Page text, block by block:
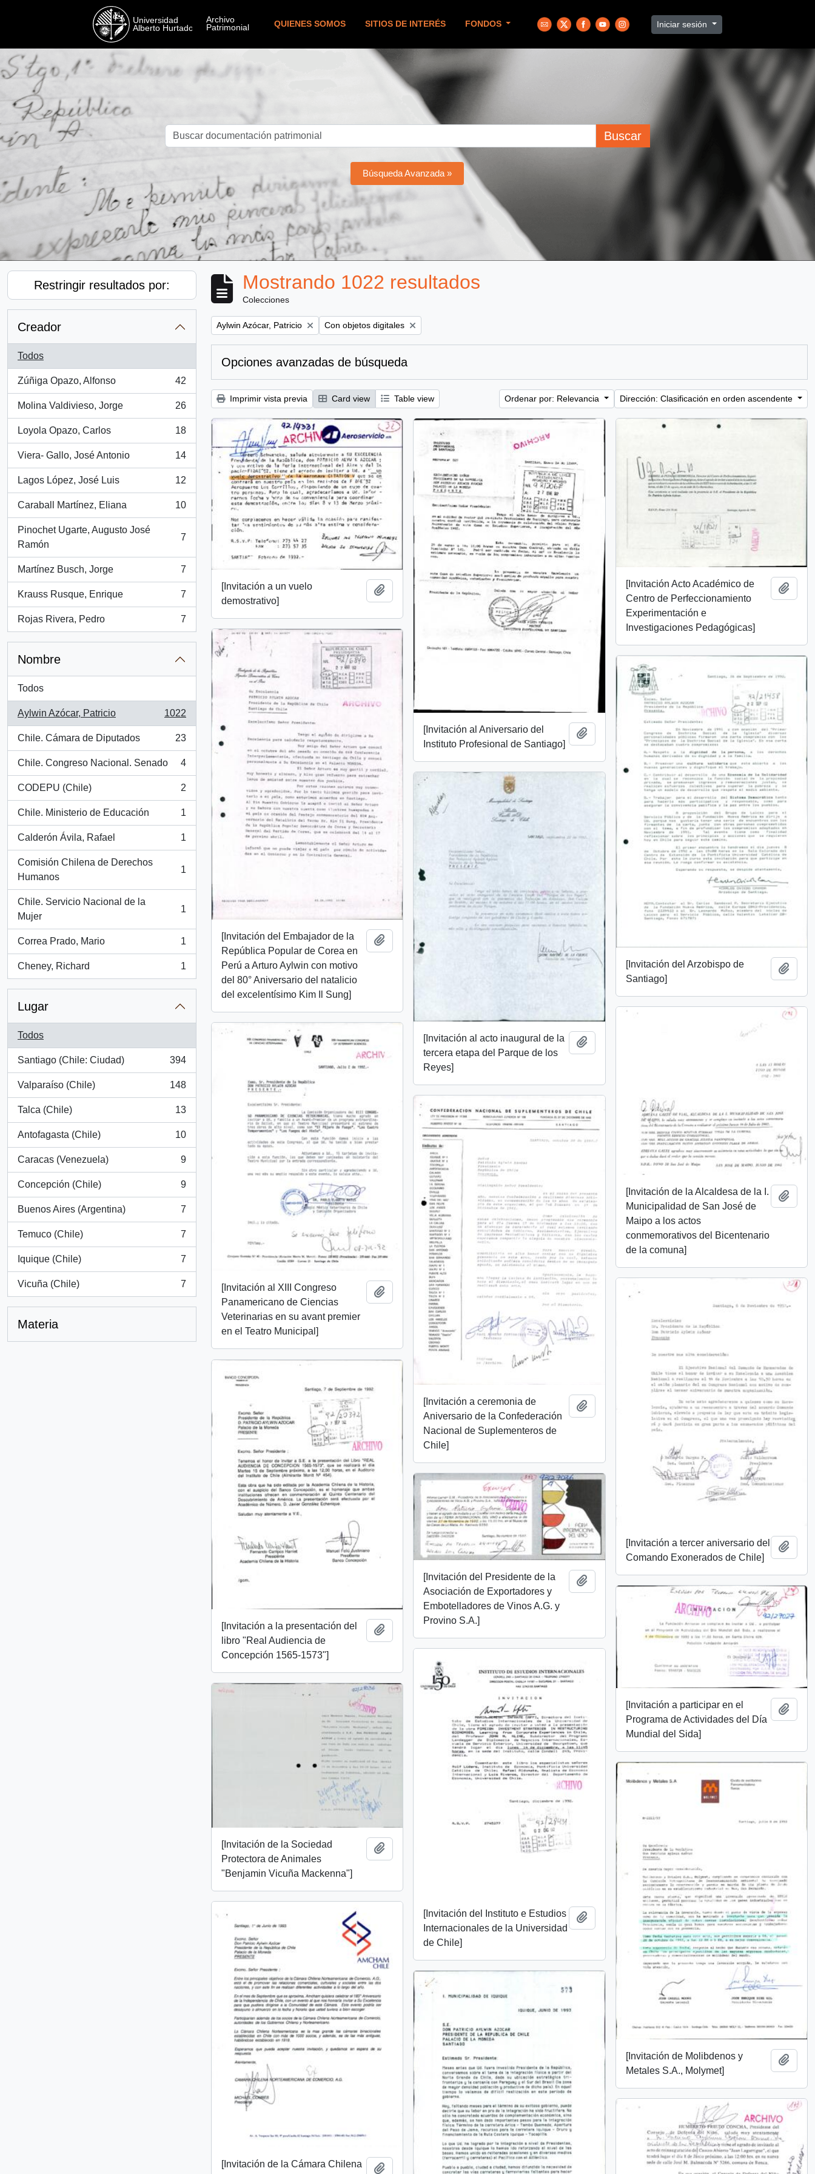
QUIENES SOMOS SITIOS DE INTERÉS FONDOS Iniciar sesión
Buscar
Búsqueda Avanzada »
Restringir resultados por:
Creador
Todos
Zúñiga Opazo, Alfonso
, 42 resultados
42
Molina Valdivieso, Jorge
, 26 resultados
26
Loyola Opazo, Carlos
, 18 resultados
18
Viera- Gallo, José Antonio
, 14 resultados
14
Lagos López, José Luis
, 12 resultados
12
Caraball Martínez, Eliana
, 10 resultados
10
Pinochet Ugarte, Augusto José
Ramón
, 7 resultados
7
Martínez Busch, Jorge
, 7 resultados
7
Krauss Rusque, Enrique
, 7 resultados
7
Rojas Rivera, Pedro
, 7 resultados
7
Nombre
Todos
Aylwin Azócar, Patricio
, 1022 resultados
1022
Chile. Cámara de Diputados
, 23 resultados
23
Chile. Congreso Nacional. Senado
, 4 resultados
4
CODEPU (Chile)
, 2 resultados
2
Chile. Ministerio de Educación
, 1 resultados
1
Calderón Ávila, Rafael
, 1 resultados
1
Comisión Chilena de Derechos
Humanos
, 1 resultados
1
Chile. Servicio Nacional de la
Mujer
, 1 resultados
1
Correa Prado, Mario
, 1 resultados
1
Cheney, Richard
, 1 resultados
1
Lugar
Todos
Santiago (Chile: Ciudad)
, 394 resultados
394
Valparaíso (Chile)
, 148 resultados
148
Talca (Chile)
, 13 resultados
13
Antofagasta (Chile)
, 10 resultados
10
Caracas (Venezuela)
, 9 resultados
9
Concepción (Chile)
, 9 resultados
9
Buenos Aires (Argentina)
, 7 resultados
7
Temuco (Chile)
, 7 resultados
7
Iquique (Chile)
, 7 resultados
7
Vicuña (Chile)
, 7 resultados
7
Materia
Mostrando 1022 resultados
Colecciones
Remove filter:
Aylwin Azócar, Patricio Remove filter:
Con objetos digitales
Opciones avanzadas de búsqueda
Imprimir vista previa Card view Table view Ordenar por: Relevancia Dirección: Clasificación en orden ascendente
[Invitación a un vuelo
demostrativo]
Añadir al portapapeles
[Invitación al Aniversario del
Instituto Profesional de Santiago]
Añadir al portapapeles
[Invitación Acto Académico de
Centro de Perfeccionamiento
Experimentación e
Investigaciones Pedagógicas]
[Invitación del Embajador de la
República Popular de Corea en
Perú a Arturo Aylwin con motivo
del 80° Aniversario del natalicio
del excelentísimo Kim Il Sung]
Añadir al portapapeles
[Invitación del Arzobispo de
Santiago]
[Invitación al acto inaugural de la
tercera etapa del Parque de los
Reyes]
Añadir al portapapeles
[Invitación de la Alcaldesa de la I.
Municipalidad de San José de
Maipo a los actos
conmemorativos del Bicentenario
de la comuna]
[Invitación al XIII Congreso
Panamericano de Ciencias
Veterinarias en su avant premier
en el Teatro Municipal]
Añadir al portapapeles
[Invitación a ceremonia de
Aniversario de la Confederación
Nacional de Suplementeros de
Chile]
Añadir al portapapeles
[Invitación a tercer aniversario del
Comando Exonerados de Chile]
[Invitación a la presentación del
libro "Real Audiencia de
Concepción 1565-1573"]
[Invitación del Presidente de la
Asociación de Exportadores y
Embotelladores de Vinos A.G. y
Provino S.A.]
Añadir al portapapeles
[Invitación a participar en el
Programa de Actividades del Día
Mundial del Sida]
[Invitación del Instituto e Estudios
Internacionales de la Universidad
de Chile]
Añadir al portapapeles
[Invitación de la Sociedad
Protectora de Animales
"Benjamin Vicuña Mackenna"]
[Invitación de Molibdenos y
Metales S.A., Molymet]
[Invitación de la Cámara Chilena
Añadir al portapapeles